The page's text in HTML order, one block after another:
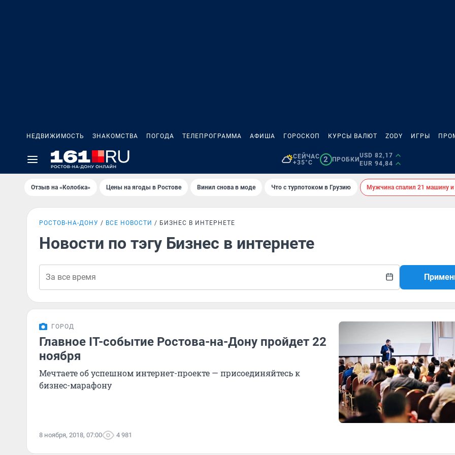
НЕДВИЖИМОСТЬ ЗНАКОМСТВА ПОГОДА ТЕЛЕПРОГРАММА АФИША ГОРОСКОП КУРСЫ ВАЛЮТ ZODY ИГРЫ
СЕЙЧАС
+35°C
2 ПРОБКИ
USD 82,17
EUR 94,84
Отзыв на «Колобка» Цены на ягоды в Ростове Винил снова в моде Что с турпотоком в Грузию Мужчина спалил 21 машину
РОСТОВ-НА-ДОНУ ВСЕ НОВОСТИ БИЗНЕС В ИНТЕРНЕТЕ
Новости по тэгу Бизнес в интернете
ГОРОД
Главное IT-событие Ростова-на-Дону пройдет 22
ноября
Мечтаете об успешном интернет-проекте — присоединяйтесь к
бизнес-марафону
8 ноября, 2018, 07:00 4 981